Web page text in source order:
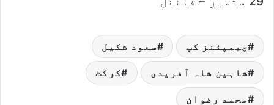
چیمپئنز کپ سعود شکیل
شاہین شاہ آفریدی کرکٹ
محمد رضوان